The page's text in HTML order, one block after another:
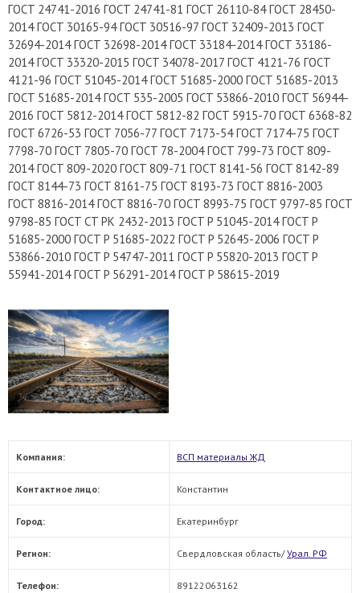
ГOCT 24741-2016 ГOCT 24741-81 ГOCT 26110-84 ГOCT 28450-
2014 ГOCT 30165-94 ГOCT 30516-97 ГOCT 32409-2013 ГOCT
32694-2014 ГOCT 32698-2014 ГOCT 33184-2014 ГOCT 33186-
2014 ГOCT 33320-2015 ГOCT 34078-2017 ГOCT 4121-76 ГOCT
4121-96 ГOCT 51045-2014 ГOCT 51685-2000 ГOCT 51685-2013
ГOCT 51685-2014 ГOCT 535-2005 ГOCT 53866-2010 ГOCT 56944-
2016 ГOCT 5812-2014 ГOCT 5812-82 ГOCT 5915-70 ГOCT 6368-82
ГOCT 6726-53 ГOCT 7056-77 ГOCT 7173-54 ГOCT 7174-75 ГOCT
7798-70 ГOCT 7805-70 ГOCT 78-2004 ГOCT 799-73 ГOCT 809-
2014 ГOCT 809-2020 ГOCT 809-71 ГOCT 8141-56 ГOCT 8142-89
ГOCT 8144-73 ГOCT 8161-75 ГOCT 8193-73 ГOCT 8816-2003
ГOCT 8816-2014 ГOCT 8816-70 ГOCT 8993-75 ГOCT 9797-85 ГOCT
9798-85 ГOCT CT PK 2432-2013 ГOCT P 51045-2014 ГOCT P
51685-2000 ГOCT P 51685-2022 ГOCT P 52645-2006 ГOCT P
53866-2010 ГOCT P 54747-2011 ГOCT P 55820-2013 ГOCT P
55941-2014 ГOCT P 56291-2014 ГOCT P 58615-2019
Компания: ВСП материалы ЖД
Контактное лицо: Константин
Город: Екатеринбург
Регион: Свердловская область/Урал. РФ
Телефон: 89122063162